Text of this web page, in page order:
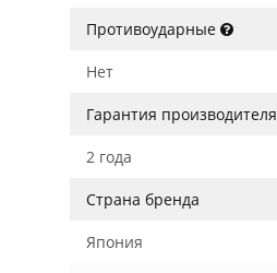
Противоударные
Нет
Гарантия производителя
2 года
Страна бренда
Япония